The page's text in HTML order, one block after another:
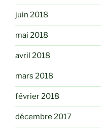
juin 2018
mai 2018
avril 2018
mars 2018
février 2018
décembre 2017